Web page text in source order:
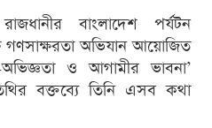
বাংলাদেশ পর্যটন
গণসাক্ষরতা অভিযান আয়োজিত
অভিজ্ঞতা ও আগামীর ভাবনা’
বক্তব্যে তিনি এসব কথা